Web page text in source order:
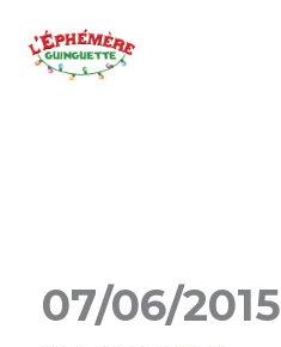
contenu
07/06/2015